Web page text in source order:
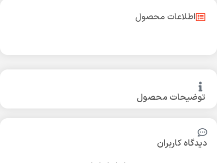
توضیحات محصول
اطلاعات محصول
دیدگاه کاربران